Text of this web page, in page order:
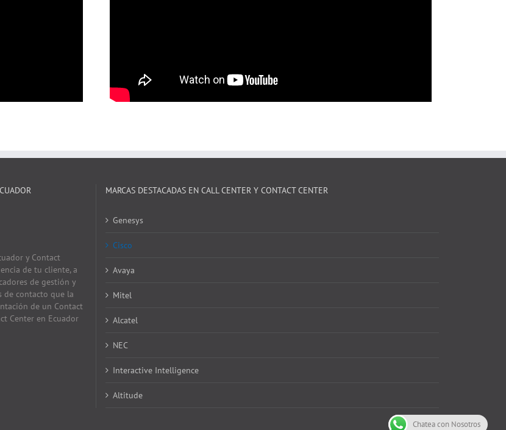
y Contact
de tu cliente, a
de gestión y
de contacto que la
de un Contact
Center en Ecuador
MARCAS DESTACADAS EN CALL CENTER Y CONTACT CENTER
Genesys
Cisco
Avaya
Mitel
Alcatel
NEC
Interactive Intelligence
Altitude
Chatea con Nosotros